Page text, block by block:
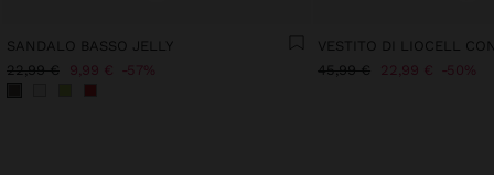
SANDALO BASSO JELLY
22,99 € 9,99 € 57% 45,99 € 22,99 € 50%